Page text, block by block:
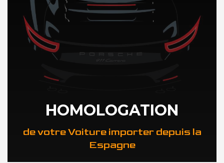
HOMOLOGATION
de votre Voiture importer depuis la
Espagne